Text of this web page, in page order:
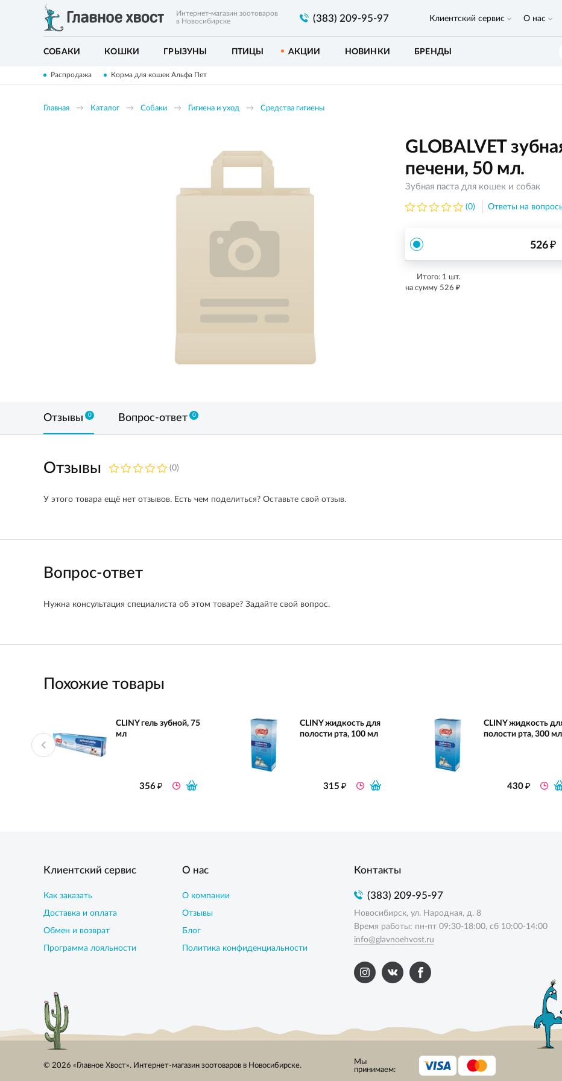
Интернет-магазин зоотоваров
в Новосибирске
(383) 209-95-97 Клиентский сервис О нас
СОБАКИ КОШКИ ГРЫЗУНЫ ПТИЦЫ АКЦИИ НОВИНКИ БРЕНДЫ
Распродажа Корма для кошек Альфа Пет
Главная Каталог Собаки Гигиена и уход Средства гигиены
GLOBALVET
печени, 50 мл.
Зубная паста для кошек и собак
(0) Ответы на
526₽
Итого: 1 шт.
на сумму 526 ₽
Отзывы 0 Вопрос-ответ 0
Отзывы (0)
У этого товара ещё нет отзывов. Есть чем поделиться? Оставьте свой отзыв.
Вопрос-ответ
Нужна консультация специалиста об этом товаре? Задайте свой вопрос.
Похожие товары
CLINY гель зубной, 75
мл
356₽
CLINY жидкость для
полости рта, 100 мл
315₽
CLINY жидкость
полости рта, 300 мл
430₽
Клиентский сервис
Как заказать
Доставка и оплата
Обмен и возврат
Программа лояльности
О нас
О компании
Отзывы
Блог
Политика конфиденциальности
Контакты
(383) 209-95-97
Новосибирск, ул. Народная, д. 8
Время работы: пн-пт 09:30-18:00, сб 10:00-14:00
info@glavnoehvost.ru
© 2026 «Главное Хвост». Интернет-магазин зоотоваров в Новосибирске.
Мы
принимаем: